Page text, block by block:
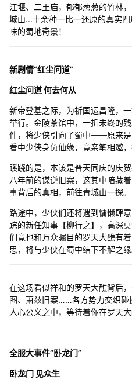
江堰、二王庙，郁郁葱葱的竹林
城山...十余种一比一还原的真实
味的蜀地奇景！
新剧情“红尘问道”
红尘问道 何去何从
新帝登基之际，为祈国运昌隆，
举行。金陵茶馆中，一折未终的
件，将少侠引向了蜀中——原来
看中少侠身负仙缘，竟亲笔相邀
蹊跷的是，本该是普天同庆的庆
八年前的谋逆旧案，这其中暗藏
事背后的真相，前往青城山一探。
路途中，少侠们还将遇到慵懒肆
踪的新任知事【柳行之】，高深
们竟也和万众瞩目的罗天大醮有
思，将与少侠在蜀中结下不解之缘
在这场看似祥和的罗天大醮背后
图、萧兹旧案……各方势力交织碰
人心公义之中，等待着你在罗天
全服大事件“卧龙门”
卧龙门 见众生